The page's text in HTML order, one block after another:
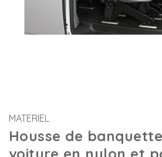
MATERIEL
Housse de
voiture en nylon et